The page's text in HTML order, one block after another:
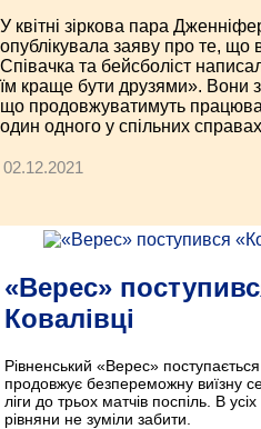
У квітні зіркова пара
опублікувала заяву про те, що
Співачка та бейсболіст
їм краще бути друзями». Вони
що продовжуватимуть
один одного у спільних
02.12.2021
«Верес»
Ковалівці
Рівненський «Верес»
продовжує безпереможну виїзну
ліги до трьох матчів поспіль. В
рівняни не зуміли забити.